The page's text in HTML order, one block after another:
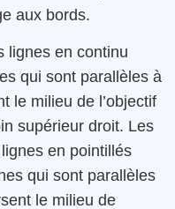
aux bords.
lignes en continu
qui sont parallèles à
le milieu de l’objectif
supérieur droit. Les
en pointillés
qui sont parallèles
le milieu de